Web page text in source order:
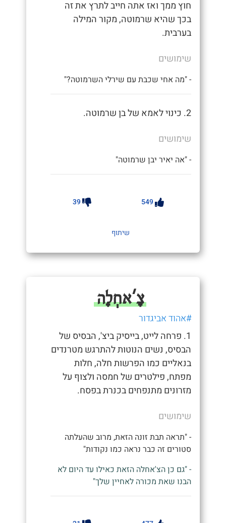
חוץ ממך ואז אתה חייב לתרץ את זה
בכך שהיא שרמוטה, מקור המילה
בערבית.
שימושים
- "מה אחי שכבת עם שירלי השרמוטה?"
2. כינוי לאמא של בן שרמוטה.
שימושים
- "אה יאיר יבן שרמוטה"
549
39
שיתוף
צָ'אחְלָה
#אהוד אביגדור
1. פרחה לייט, בייסיק ביצ', הבסיס של
הבסיס, נשים הנוטות להתרגש מטרנדים
בנאליים כמו הפרשות חלה, חלות
מפתח, פילטרים של חמסה ולצוף על
מזרונים מתנפחים בכנרת בפסח.
שימושים
- "תראה תבת זונה הזאת, מרוב שהעלתה
סטורים זה כבר נראה כמו נקודות"
- "גם כן הצ'אחלה הזאת כאילו עד היום לא
הבנו שאת מכורה לאחיין שלך"